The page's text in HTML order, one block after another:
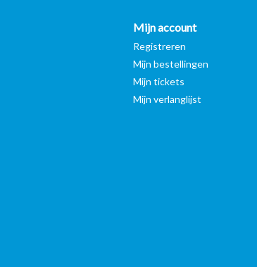
Mijn account
Registreren
Mijn bestellingen
Mijn tickets
Mijn verlanglijst